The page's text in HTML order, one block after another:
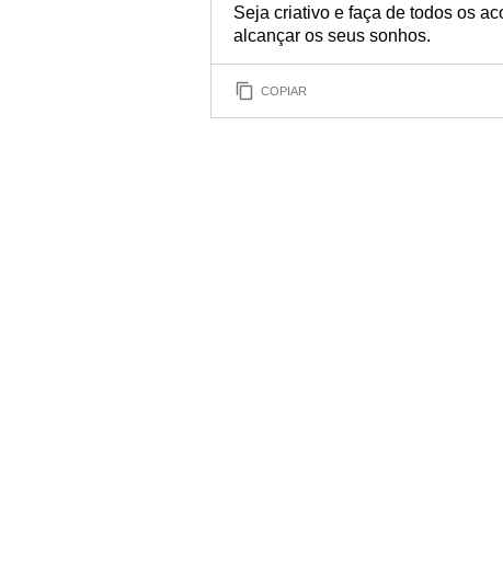
Seja criativo e faça de todos os
alcançar os seus sonhos.
COPIAR